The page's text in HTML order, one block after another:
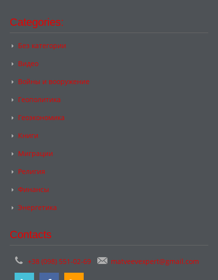
Categories:
Без категории
Видео
Войны и вооружение
Геополитика
Геоэкономика
Книги
Миграции
Религия
Финансы
Энергетика
Contacts
+38 (098) 551-02-69 matveevexpert@gmail.com